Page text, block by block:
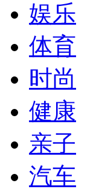
娱乐
体育
时尚
健康
亲子
汽车